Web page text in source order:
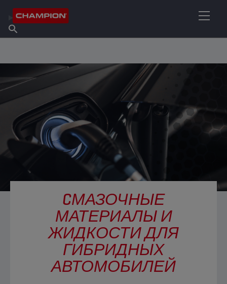
Информация о Champion
Найти точку продаж
CМАЗОЧНЫЕ
МАТЕРИАЛЫ И
ЖИДКОСТИ ДЛЯ
ГИБРИДНЫХ
АВТОМОБИЛЕЙ